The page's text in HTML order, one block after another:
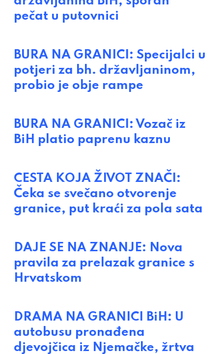
pečat u putovnici
BURA NA GRANICI: Specijalci u
potjeri za bh. državljaninom,
probio je obje rampe
BURA NA GRANICI: Vozač iz
BiH platio paprenu kaznu
CESTA KOJA ŽIVOT ZNAČI:
Čeka se svečano otvorenje
granice, put kraći za pola sata
DAJE SE NA ZNANJE: Nova
pravila za prelazak granice s
Hrvatskom
DRAMA NA GRANICI BiH: U
autobusu pronađena
djevojčica iz Njemačke, žrtva